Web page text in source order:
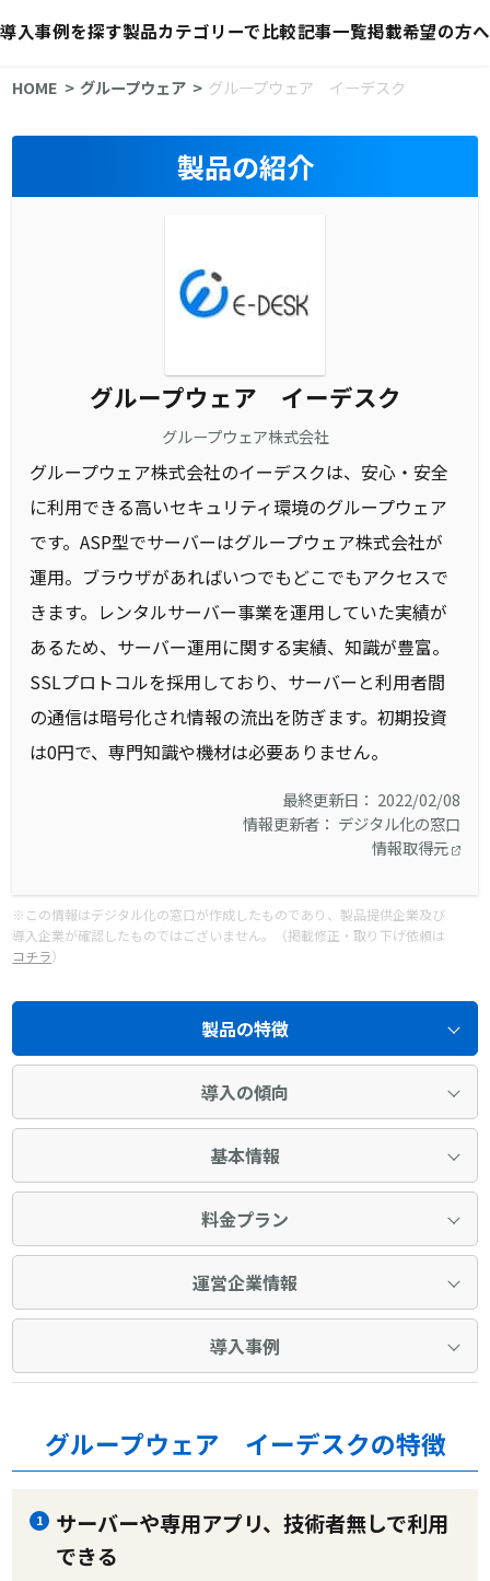
導入事例を探す製品カテゴリーで比較記事一覧掲載希望の方へ
HOME グループウェア グループウェア イーデスク
製品の紹介
グループウェア イーデスク
グループウェア株式会社
グループウェア株式会社のイーデスクは、安心・安全
に利用できる高いセキュリティ環境のグループウェア
です。ASP型でサーバーはグループウェア株式会社が
運用。ブラウザがあればいつでもどこでもアクセスで
きます。レンタルサーバー事業を運用していた実績が
あるため、サーバー運用に関する実績、知識が豊富。
SSLプロトコルを採用しており、サーバーと利用者間
の通信は暗号化され情報の流出を防ぎます。初期投資
は0円で、専門知識や機材は必要ありません。
最終更新日： 2022/02/08
情報更新者： デジタル化の窓口
情報取得元
※この情報はデジタル化の窓口が作成したものであり、製品提供企業及び
導入企業が確認したものではございません。（掲載修正・取り下げ依頼は
コチラ）
製品の特徴
導入の傾向
基本情報
料金プラン
運営企業情報
導入事例
グループウェア イーデスクの特徴
1
サーバーや専用アプリ、技術者無しで利用
できる